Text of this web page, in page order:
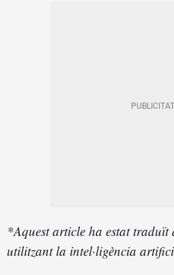
*Aquest article ha estat traduït
utilitzant la intel·ligència